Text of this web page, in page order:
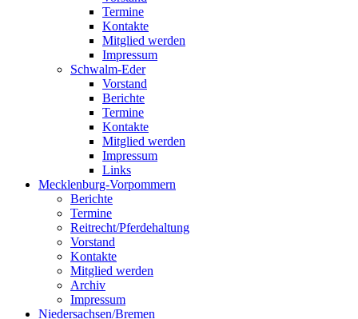
Termine
Kontakte
Mitglied werden
Impressum
Schwalm-Eder
Vorstand
Berichte
Termine
Kontakte
Mitglied werden
Impressum
Links
Mecklenburg-Vorpommern
Berichte
Termine
Reitrecht/Pferdehaltung
Vorstand
Kontakte
Mitglied werden
Archiv
Impressum
Niedersachsen/Bremen